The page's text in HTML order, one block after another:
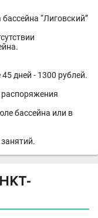
“Лиговский”
дней - 1300 рублей.
распоряжения
бассейна или в